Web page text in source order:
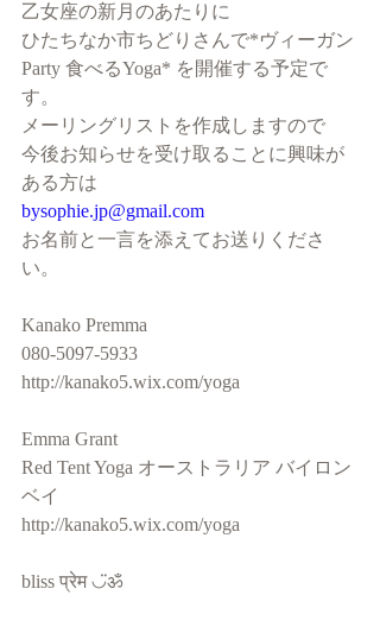
乙女座の新月のあたりに
ひたちなか市ちどりさんで*ヴィーガン
Party 食べるYoga* を開催する予定で
す。
メーリングリストを作成しますので
今後お知らせを受け取ることに興味が
ある方は
bysophie.jp@gmail.com
お名前と一言を添えてお送りくださ
い。
Kanako Premma
080-5097-5933
http://kanako5.wix.com/yoga
Emma Grant
Red Tent Yoga オーストラリア バイロン
ベイ
http://kanako5.wix.com/yoga
bliss प्रेम ◡̈ॐ